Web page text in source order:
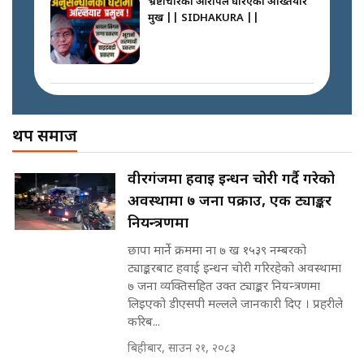
वैधानिकता || Cannabis legalized
SIDHAKURA
इनड्राइभ || SIDHAKURA ||
राष्ट्रिय सवालमा ९ दल एकजुट ||
Prachanda, Rabi, Gagan Stand
on the Same Page ||
SIDHAKURA ||
सहकारी पीडितसँग मन्त्री प्रतिभा रावलले
भनिन्–साथ दिनुहोस्, दबाब होइन ||
Sidhakura || Pratibha Rawal
प्रमुख || SIDHAKURA ||
SIDHAKURA
पोप्पोको पासोः कमाउने लोभमा घरबार नै
उठिबास | The Dark Side of
'Poppo Live'-SIDHAKURA
INVESTIGATION
SIDHAKURA ||
थप समाज
वीरगंजमा हवाई इन्धन चोरी गर्दै गरेको
अवस्थामा ७ जना पक्राउ, एक ट्याङ्कर
नियन्त्रणमा
छापा मार्ने क्रममा ना ७ ख १५३९ नम्बरको
ट्याङ्करबाट हवाई इन्धन चोरी गरिरहेको अवस्थामा
७ जना व्यक्तिसहित उक्त ट्याङ्कर नियन्त्रणमा
लिइएको डीएसपी मल्लले जानकारी दिए । प्रहरीले
करिब...
बिहीबार, साउन २१, २०८३